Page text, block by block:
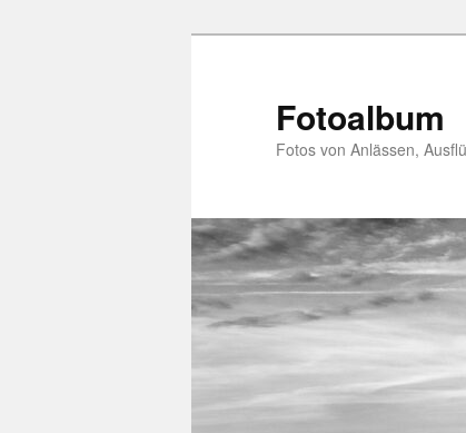
Fotoalbum
Fotos von Anlässen,